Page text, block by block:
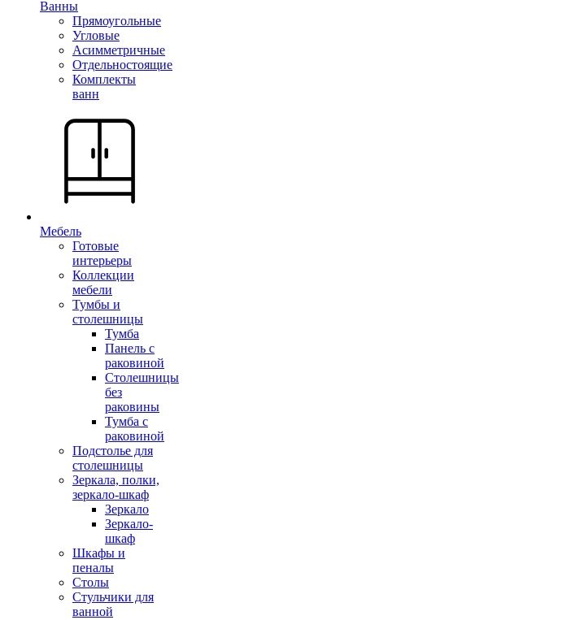
Ванны
Прямоугольные
Угловые
Асимметричные
Отдельностоящие
Комплекты
ванн
Мебель
Готовые
интерьеры
Коллекции
мебели
Тумбы и
столешницы
Тумба
Панель с
раковиной
Столешницы
без
раковины
Тумба с
раковиной
Подстолье для
столешницы
Зеркала, полки,
зеркало-шкаф
Зеркало
Зеркало-
шкаф
Шкафы и
пеналы
Столы
Стульчики для
ванной